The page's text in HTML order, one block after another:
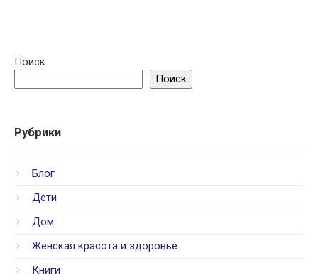
Поиск
Поиск
Рубрики
Блог
Дети
Дом
Женская красота и здоровье
Книги